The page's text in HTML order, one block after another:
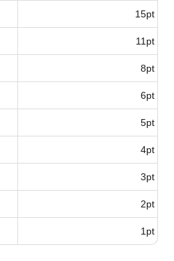
15pt
11pt
8pt
6pt
5pt
4pt
3pt
2pt
1pt